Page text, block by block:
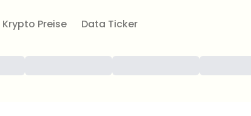
Krypto Preise Data Ticker